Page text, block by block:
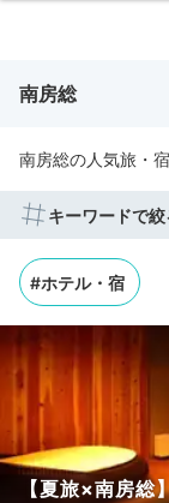
南房総
南房総の人気旅・
キーワードで絞
#ホテル・宿
【夏旅×南房